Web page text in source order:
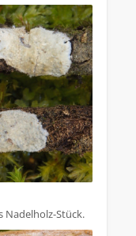
Nadelholz-Stück.